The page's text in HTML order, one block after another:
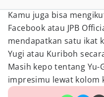
Kamu juga bisa
Facebook atau JPB
mendapatkan satu ikat
Yugi atau Kuriboh
Masih kepo tentang Yu-
impresimu lewat kolom